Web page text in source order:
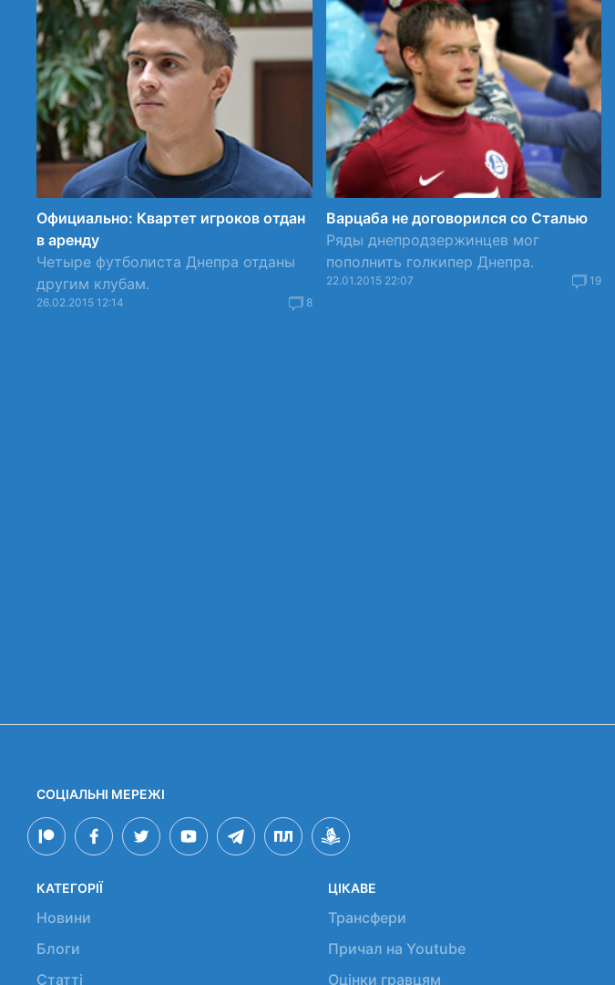
Официально: Квартет игроков отдан
в аренду
Четыре футболиста Днепра отданы
другим клубам.
26.02.2015 12:14 8
Варцаба не договорился со Сталью
Ряды днепродзержинцев мог
пополнить голкипер Днепра.
22.01.2015 22:07 19
СОЦІАЛЬНІ МЕРЕЖІ
КАТЕГОРІЇ
Новини
Блоги
Статті
ЦІКАВЕ
Трансфери
Причал на Youtube
Оцінки гравцям